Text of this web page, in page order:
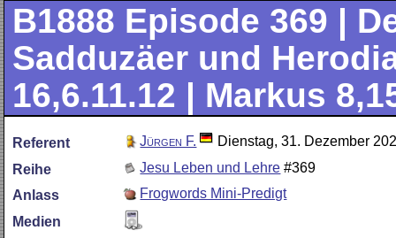
B1888 Episode 369 |
Sadduzäer und
16,6.11.12 | Markus
Referent Jürgen F.
Dienstag, 31. Dezember
Reihe
Jesu Leben und Lehre #369
Anlass
Frogwords Mini-Predigt
Medien